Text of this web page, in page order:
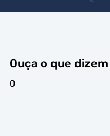
Ouça o que
0